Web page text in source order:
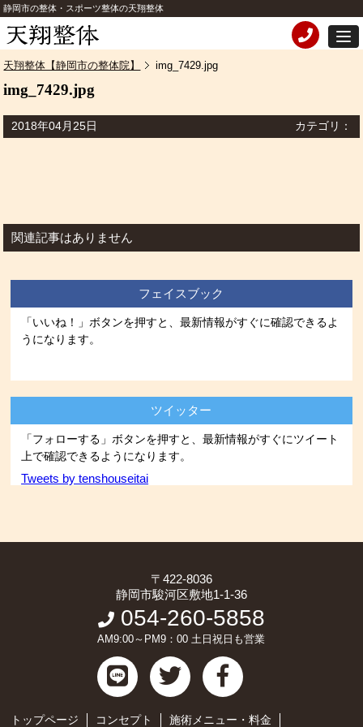
静岡市の整体・スポーツ整体の天翔整体
天翔整体【静岡市の整体院】 img_7429.jpg
img_7429.jpg
2018年04月25日 カテゴリ：
関連記事はありません
フェイスブック
「いいね！」ボタンを押すと、最新情報がすぐに確認できるよ
うになります。
ツイッター
「フォローする」ボタンを押すと、最新情報がすぐにツイート
上で確認できるようになります。
Tweets by tenshouseitai
〒422-8036
静岡市駿河区敷地1-1-36
054-260-5858
AM9:00～PM9：00 土日祝日も営業
トップページ コンセプト 施術メニュー・料金